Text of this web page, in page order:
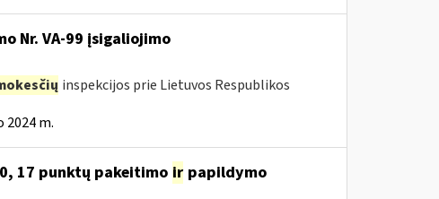
Nr. VA-99 įsigaliojimo
inspekcijos prie Lietuvos Respublikos
m.
17 punktų pakeitimo irpapildymo